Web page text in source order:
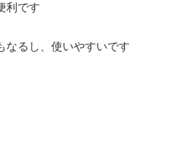
利です
なるし、使いやすいです